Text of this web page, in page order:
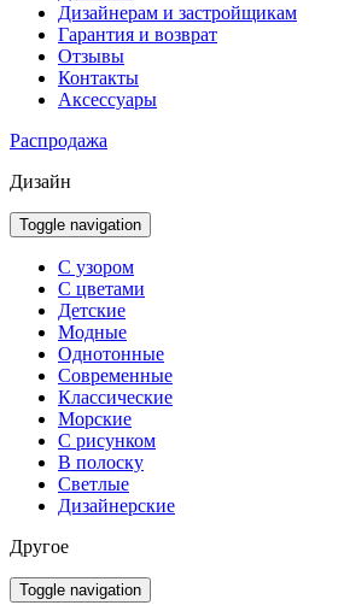
Дизайнерам и застройщикам
Гарантия и возврат
Отзывы
Контакты
Аксессуары
Распродажа
Дизайн
Toggle navigation
С узором
С цветами
Детские
Модные
Однотонные
Современные
Классические
Морские
С рисунком
В полоску
Светлые
Дизайнерские
Другое
Toggle navigation